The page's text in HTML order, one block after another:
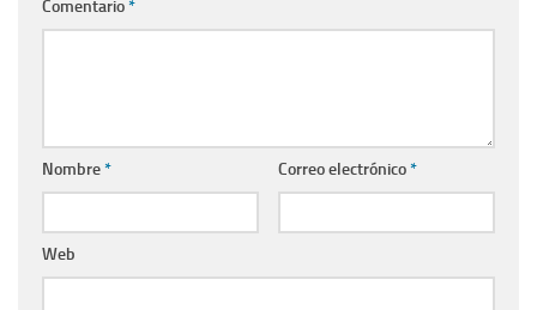
Comentario*
Nombre* Correo electrónico*
Web